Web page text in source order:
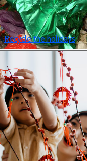
Recycle the holidays